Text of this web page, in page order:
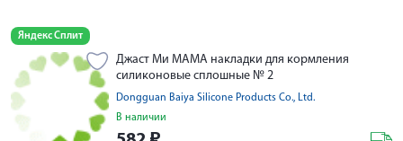
Яндекс Сплит
Джаст Ми МАМА накладки для кормления
силиконовые сплошные № 2
Dongguan Baiya Silicone Products Co., Ltd.
В наличии